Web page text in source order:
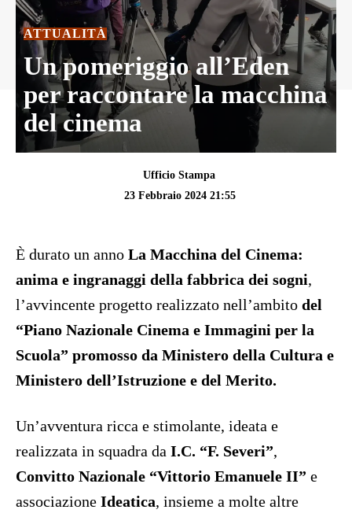
ATTUALITÀ
Un pomeriggio all’Eden
per raccontare la macchina
del cinema
Ufficio Stampa
23 Febbraio 2024 21:55
È durato un anno La Macchina del Cinema:
anima e ingranaggi della fabbrica dei sogni,
l’avvincente progetto realizzato nell’ambito del
“Piano Nazionale Cinema e Immagini per la
Scuola” promosso da Ministero della Cultura e
Ministero dell’Istruzione e del Merito.
Un’avventura ricca e stimolante, ideata e
realizzata in squadra da I.C. “F. Severi”,
Convitto Nazionale “Vittorio Emanuele II” e
associazione Ideatica, insieme a molte altre